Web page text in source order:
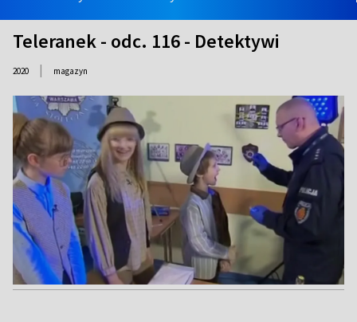
Teleranek - odc. 116 - Detektywi
2020 | magazyn